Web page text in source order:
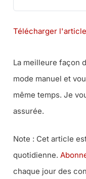
Télécharger
La meilleure façon
mode manuel et
même temps. Je
assurée.
Note : Cet article
quotidienne.
chaque jour des